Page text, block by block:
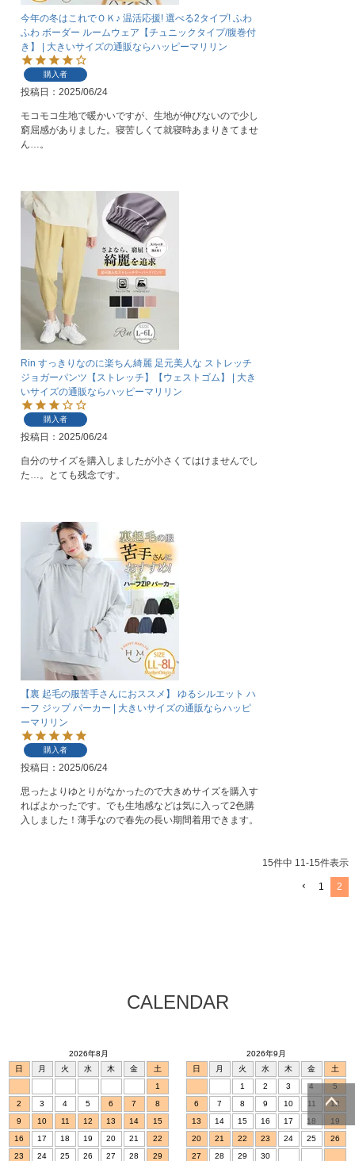
今年の冬はこれでＯＫ♪ 温活応援! 選べる2タイプ! ふわ
ふわ ボーダー ルームウェア【チュニックタイプ/腹巻付
き】 | 大きいサイズの通販ならハッピーマリリン
購入者
投稿日 2025/06/24
モコモコ生地で暖かいですが、生地が伸びないので少し
窮屈感がありました。寝苦しくて就寝時あまりきてませ
ん…。
Rin すっきりなのに楽ちん綺麗 足元美人な ストレッチ
ジョガーパンツ【ストレッチ】【ウェストゴム】 | 大き
いサイズの通販ならハッピーマリリン
購入者
投稿日 2025/06/24
自分のサイズを購入しましたが小さくてはけませんでし
た…。とても残念です。
【裏 起毛の服苦手さんにおススメ】 ゆるシルエット ハ
ーフ ジップ パーカー | 大きいサイズの通販ならハッピ
ーマリリン
購入者
投稿日 2025/06/24
思ったよりゆとりがなかったので大きめサイズを購入す
ればよかったです。でも生地感などは気に入って2色購
入しました！薄手なので春先の長い期間着用できます。
15件中 11-15件表示
1 2
ページトッ
プへ
CALENDAR
2026年8月
日
月 火 水 木 金
土
1
2
3 4 5 6 7
8
9
10 11 12 13 14
15
16
17 18 19 20 21
22
23
24 25 26 27 28
29
2026年9月
日
月 火 水 木 金
土
1
2 3 4
5
6
7 8 9 10 11
12
13
14 15 16 17 18
19
20
21 22 23 24 25
26
27
28 29 30